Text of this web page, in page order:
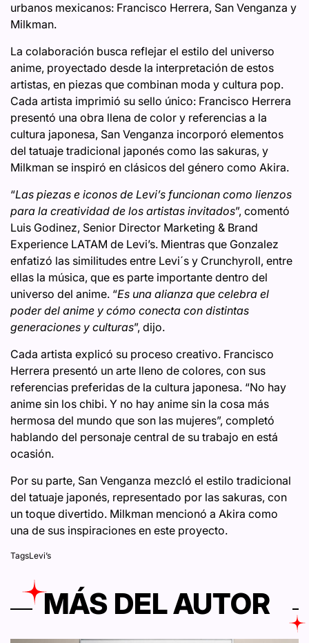
urbanos mexicanos: Francisco Herrera, San Venganza y
Milkman.
La colaboración busca reflejar el estilo del universo
anime, proyectado desde la interpretación de estos
artistas, en piezas que combinan moda y cultura pop.
Cada artista imprimió su sello único: Francisco Herrera
presentó una obra llena de color y referencias a la
cultura japonesa, San Venganza incorporó elementos
del tatuaje tradicional japonés como las sakuras, y
Milkman se inspiró en clásicos del género como Akira.
“Las piezas e iconos de Levi’s funcionan como lienzos
para la creatividad de los artistas invitados”, comentó
Luis Godinez, Senior Director Marketing & Brand
Experience LATAM de Levi’s. Mientras que Gonzalez
enfatizó las similitudes entre Levi´s y Crunchyroll, entre
ellas la música, que es parte importante dentro del
universo del anime. “Es una alianza que celebra el
poder del anime y cómo conecta con distintas
generaciones y culturas”, dijo.
Cada artista explicó su proceso creativo. Francisco
Herrera presentó un arte lleno de colores, con sus
referencias preferidas de la cultura japonesa. “No hay
anime sin los chibi. Y no hay anime sin la cosa más
hermosa del mundo que son las mujeres”, completó
hablando del personaje central de su trabajo en está
ocasión.
Por su parte, San Venganza mezcló el estilo tradicional
del tatuaje japonés, representado por las sakuras, con
un toque divertido. Milkman mencionó a Akira como
una de sus inspiraciones en este proyecto.
TagsLevi’s
MÁS DEL AUTOR